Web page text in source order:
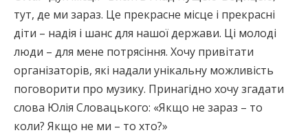
тут, де ми зараз. Це прекрасне місце і прекрасні
діти – надія і шанс для нашої держави. Ці молоді
люди – для мене потрясіння. Хочу привітати
організаторів, які надали унікальну можливість
поговорити про музику. Принагідно хочу згадати
слова Юлія Словацького: «Якщо не зараз – то
коли? Якщо не ми – то хто?»